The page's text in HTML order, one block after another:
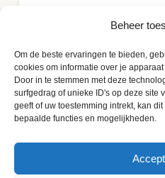
Beheer
Om de beste ervaringen te bieden,
cookies om informatie over je
Door in te stemmen met deze
surfgedrag of unieke ID's op deze site
geeft of uw toestemming intrekt, kan
bepaalde functies en mogelijkheden.
Renco van Schie is mede-
informatie in zijn artikelen
professioneel
tot het doen van bepaalde